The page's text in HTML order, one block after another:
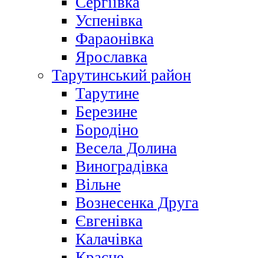
Успенівка
Фараонівка
Ярославка
Тарутинський район
Тарутине
Березине
Бородіно
Весела Долина
Виноградівка
Вільне
Вознесенка Друга
Євгенівка
Калачівка